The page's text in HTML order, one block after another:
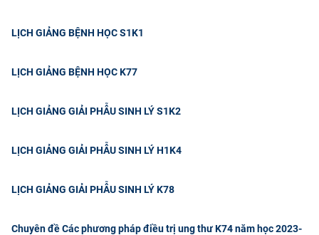
LỊCH GIẢNG BỆNH HỌC S1K1
LỊCH GIẢNG BỆNH HỌC K77
LỊCH GIẢNG GIẢI PHẪU SINH LÝ S1K2
LỊCH GIẢNG GIẢI PHẪU SINH LÝ H1K4
LỊCH GIẢNG GIẢI PHẪU SINH LÝ K78
Chuyên đề Các phương pháp điều trị ung thư K74 năm học 2023-